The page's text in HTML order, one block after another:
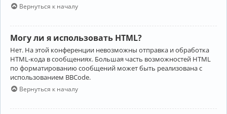
Вернуться к началу
Могу ли я использовать HTML?
Нет. На этой конференции невозможны отправка и обработка
HTML-кода в сообщениях. Большая часть возможностей HTML
по форматированию сообщений может быть реализована с
использованием BBCode.
Вернуться к началу